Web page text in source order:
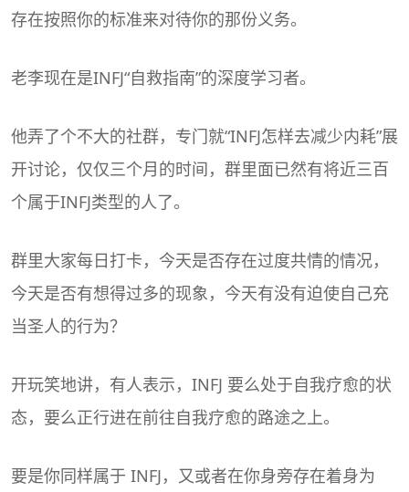
存在按照你的标准来对待你的那份义务。
老李现在是INFJ“自救指南”的深度学习者。
他弄了个不大的社群，专门就“INFJ怎样去减少内耗”展
开讨论，仅仅三个月的时间，群里面已然有将近三百
个属于INFJ类型的人了。
群里大家每日打卡，今天是否存在过度共情的情况，
今天是否有想得过多的现象，今天有没有迫使自己充
当圣人的行为？
开玩笑地讲，有人表示，INFJ 要么处于自我疗愈的状
态，要么正行进在前往自我疗愈的路途之上。
要是你同样属于 INFJ，又或者在你身旁存在着身为